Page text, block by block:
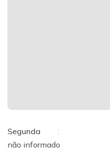
Segunda
:
não informado